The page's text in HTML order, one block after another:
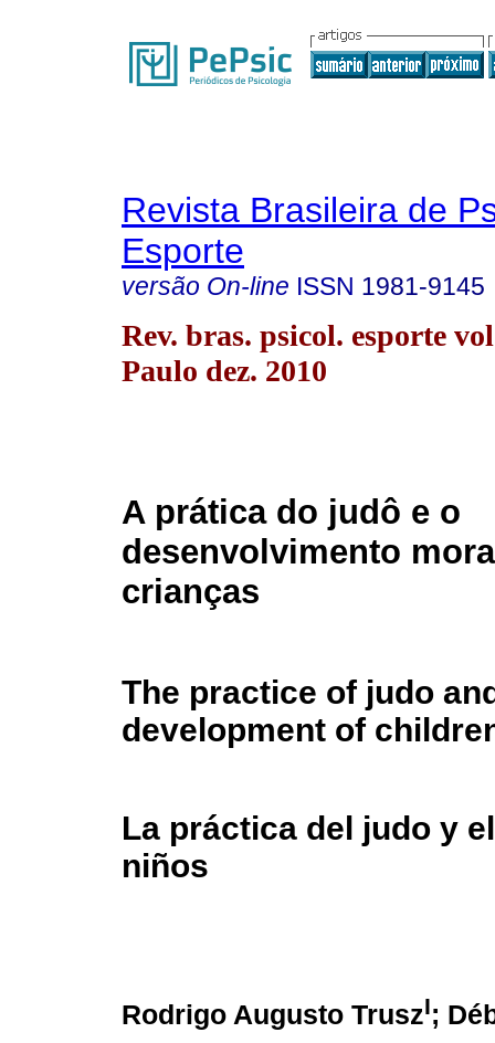
Revista Brasileira de
Esporte
versão On-line ISSN 1981-9145
Rev. bras. psicol. esporte
Paulo dez. 2010
A prática do judô e o
desenvolvimento
crianças
The practice of judo
development of
La práctica del judo y
niños
Rodrigo Augusto TruszI;